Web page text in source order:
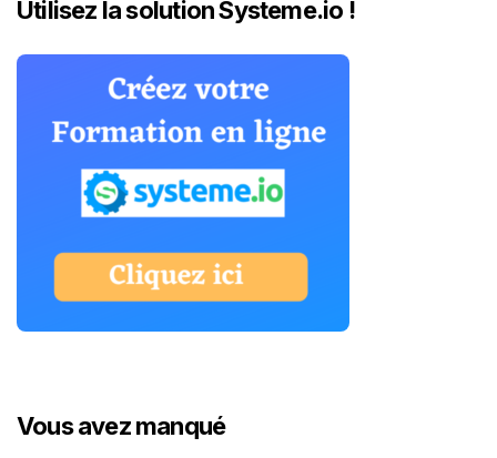
Utilisez la solution Systeme.io !
Vous avez manqué